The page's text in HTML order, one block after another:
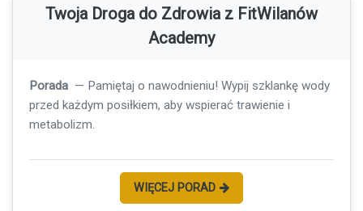
Twoja Droga do Zdrowia z FitWilanów
Academy
Porada — Pamiętaj o nawodnieniu! Wypij szklankę wody
przed każdym posiłkiem, aby wspierać trawienie i
metabolizm.
WIĘCEJ PORAD